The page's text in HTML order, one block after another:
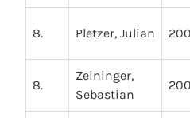
8. Pletzer, Julian
8.
Zeininger,
Sebastian